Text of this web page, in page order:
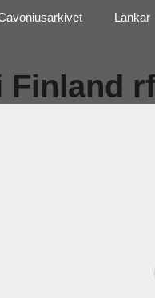
Finland rf
Länkar